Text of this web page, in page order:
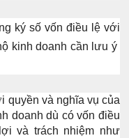
ký số vốn điều lệ với
kinh doanh cần lưu ý
quyền và nghĩa vụ của
doanh dù có vốn điều
và trách nhiệm như